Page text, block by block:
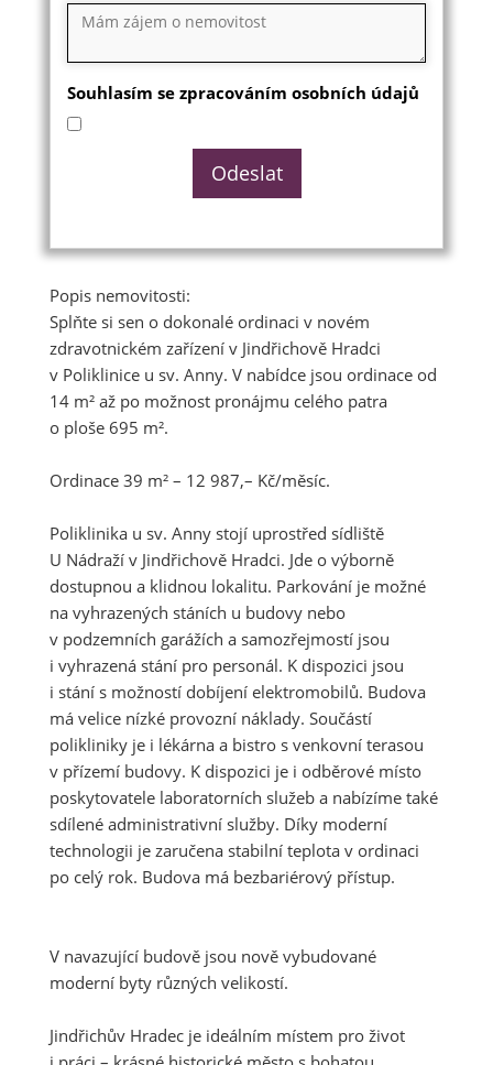
Souhlasím se zpracováním osobních údajů
Popis nemovitosti:
Splňte si sen o dokonalé ordinaci v novém
zdravotnickém zařízení v Jindřichově Hradci
v Poliklinice u sv. Anny. V nabídce jsou ordinace od
14 m² až po možnost pronájmu celého patra
o ploše 695 m².
Ordinace 39 m² – 12 987,– Kč/měsíc.
Poliklinika u sv. Anny stojí uprostřed sídliště
U Nádraží v Jindřichově Hradci. Jde o výborně
dostupnou a klidnou lokalitu. Parkování je možné
na vyhrazených stáních u budovy nebo
v podzemních garážích a samozřejmostí jsou
i vyhrazená stání pro personál. K dispozici jsou
i stání s možností dobíjení elektromobilů. Budova
má velice nízké provozní náklady. Součástí
polikliniky je i lékárna a bistro s venkovní terasou
v přízemí budovy. K dispozici je i odběrové místo
poskytovatele laboratorních služeb a nabízíme také
sdílené administrativní služby. Díky moderní
technologii je zaručena stabilní teplota v ordinaci
po celý rok. Budova má bezbariérový přístup.
V navazující budově jsou nově vybudované
moderní byty různých velikostí.
Jindřichův Hradec je ideálním místem pro život